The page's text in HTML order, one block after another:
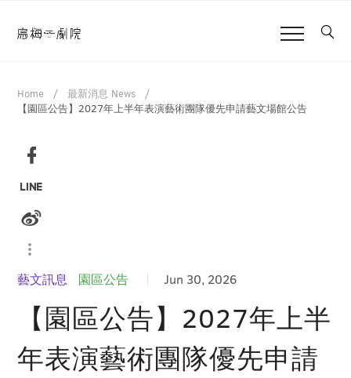
Home
最新消息 News
【園區公告】2027年上半年表演藝術團隊優先申請藝文場館公告
藝文訊息 園區公告 Jun 30, 2026
【園區公告】2027年上半
年表演藝術團隊優先申請